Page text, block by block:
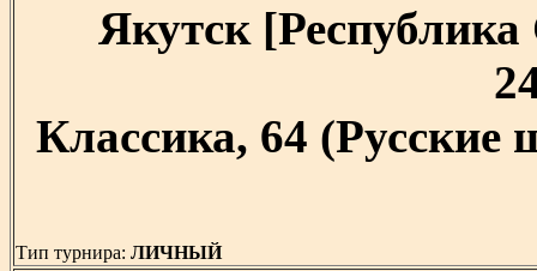
Якутск
Классика, 64
Тип турнира: ЛИЧНЫЙ